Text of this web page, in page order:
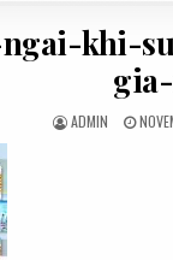
khi-
POSTED
ADMIN